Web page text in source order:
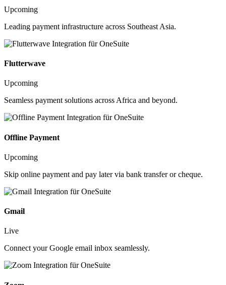
Upcoming
Leading payment infrastructure across Southeast Asia.
Flutterwave
Upcoming
Seamless payment solutions across Africa and beyond.
Offline Payment
Upcoming
Skip online payment and pay later via bank transfer or cheque.
Gmail
Live
Connect your Google email inbox seamlessly.